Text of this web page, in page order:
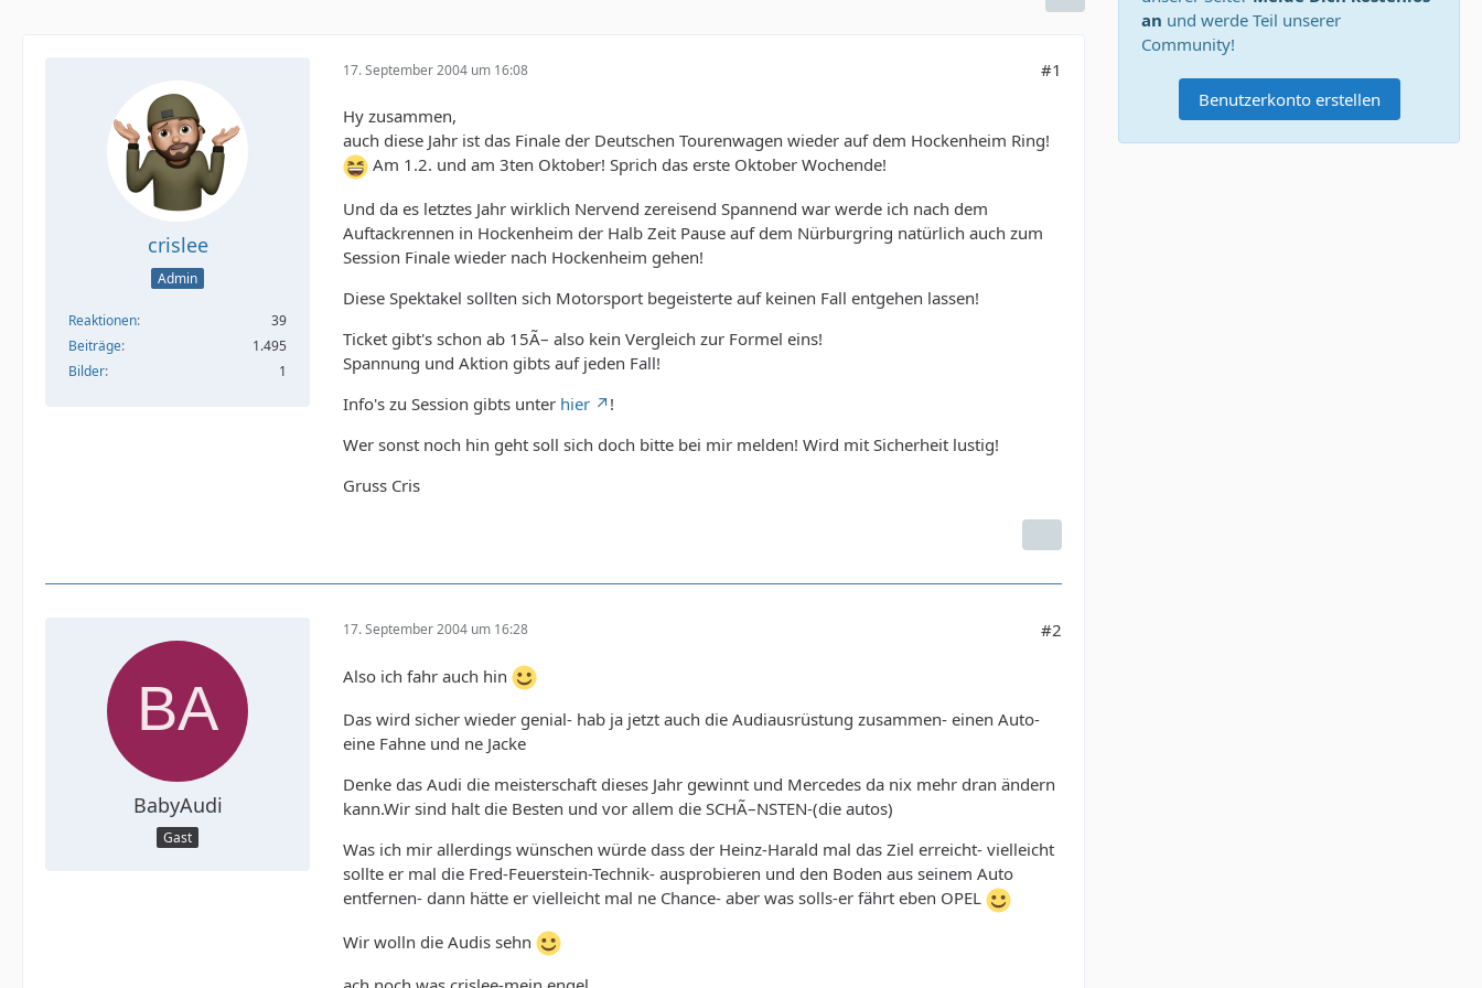
crislee
Admin
Reaktionen
39
Beiträge
1.495
Bilder
1
17. September 2004 um 16:08 #1
Hy zusammen,
auch diese Jahr ist das Finale der Deutschen Tourenwagen wieder auf dem Hockenheim Ring!
Am 1.2. und am 3ten Oktober! Sprich das erste Oktober Wochende!
Und da es letztes Jahr wirklich Nervend zereisend Spannend war werde ich nach dem
Auftackrennen in Hockenheim der Halb Zeit Pause auf dem Nürburgring natürlich auch zum
Session Finale wieder nach Hockenheim gehen!
Diese Spektakel sollten sich Motorsport begeisterte auf keinen Fall entgehen lassen!
Ticket gibt's schon ab 15Ã– also kein Vergleich zur Formel eins!
Spannung und Aktion gibts auf jeden Fall!
Info's zu Session gibts unter hier
!
Wer sonst noch hin geht soll sich doch bitte bei mir melden! Wird mit Sicherheit lustig!
Gruss Cris
BabyAudi
Gast
17. September 2004 um 16:28 #2
Also ich fahr auch hin
Das wird sicher wieder genial- hab ja jetzt auch die Audiausrüstung zusammen- einen Auto-
eine Fahne und ne Jacke
Denke das Audi die meisterschaft dieses Jahr gewinnt und Mercedes da nix mehr dran ändern
kann.Wir sind halt die Besten und vor allem die SCHÃ–NSTEN-(die autos)
Was ich mir allerdings wünschen würde dass der Heinz-Harald mal das Ziel erreicht- vielleicht
sollte er mal die Fred-Feuerstein-Technik- ausprobieren und den Boden aus seinem Auto
entfernen- dann hätte er vielleicht mal ne Chance- aber was solls-er fährt eben OPEL
Wir wolln die Audis sehn
an und werde Teil unserer
Community!
Benutzerkonto erstellen